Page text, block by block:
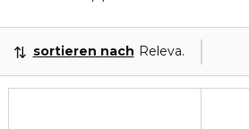
sortieren nach Relevanz